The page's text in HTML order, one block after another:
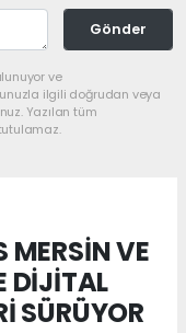
Gönder
ve
ilgili doğrudan veya
Yazılan tüm
MERSİN VE
DİJİTAL
SÜRÜYOR